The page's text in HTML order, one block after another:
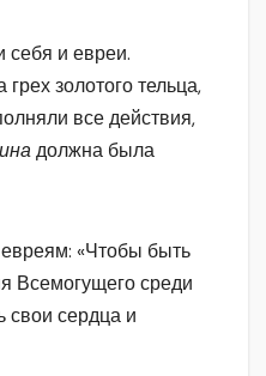
и евреи.
золотого тельца,
все действия,
должна была
«Чтобы быть
Всемогущего среди
свои сердца и